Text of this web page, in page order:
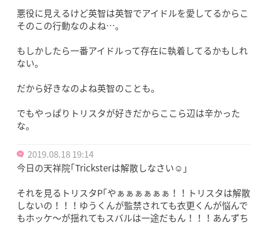
悪役に見えるけど英智は英智でアイドルを愛してるからこ
そのこの行動なのよね…。
もしかしたら一番アイドルって存在に執着してるかもしれ
ない。
だから好きなのよね英智のことも。
でもやっぱりトリスタが好きだからここら辺は辛かった
な。
2019.08.18 19:14
今日の天祥院｢Tricksterは解散しなさい☺️｣
それを見るトリスタP｢やぁぁぁぁぁぁ！！トリスタは解散
しないの！！！ゆうくんが監禁されても衣更くんが悩んで
もホッケ〜が揺れてもスバルは一途だもん！！！あんずち